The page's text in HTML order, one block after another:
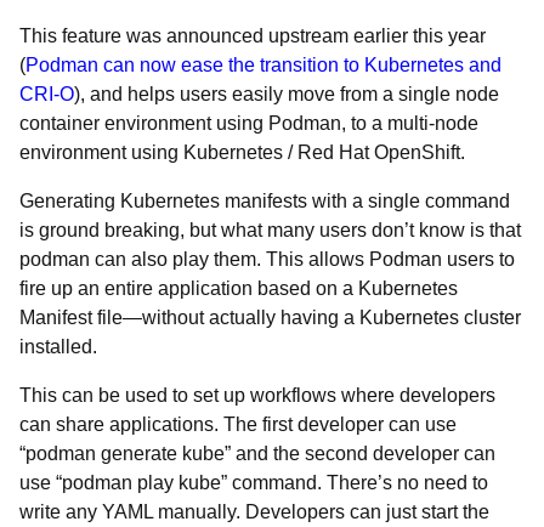
This feature was announced upstream earlier this year
(Podman can now ease the transition to Kubernetes and
CRI-O), and helps users easily move from a single node
container environment using Podman, to a multi-node
environment using Kubernetes / Red Hat OpenShift.
Generating Kubernetes manifests with a single command
is ground breaking, but what many users don’t know is that
podman can also play them. This allows Podman users to
fire up an entire application based on a Kubernetes
Manifest file—without actually having a Kubernetes cluster
installed.
This can be used to set up workflows where developers
can share applications. The first developer can use
“podman generate kube” and the second developer can
use “podman play kube” command. There’s no need to
write any YAML manually. Developers can just start the